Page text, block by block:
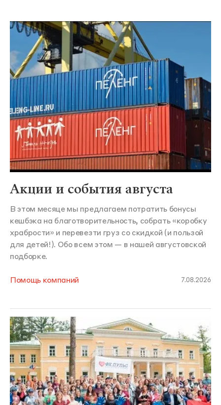
Акции и события августа
В этом месяце мы предлагаем потратить бонусы
кешбэка на благотворительность, собрать «коробку
храбрости» и перевезти груз со скидкой (и пользой
для детей!). Обо всем этом — в нашей августовской
подборке.
Помощь компаний 7.08.2026